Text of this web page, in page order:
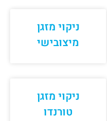
ניקוי מזגן
מיצובישי
ניקוי מזגן
טורנדו